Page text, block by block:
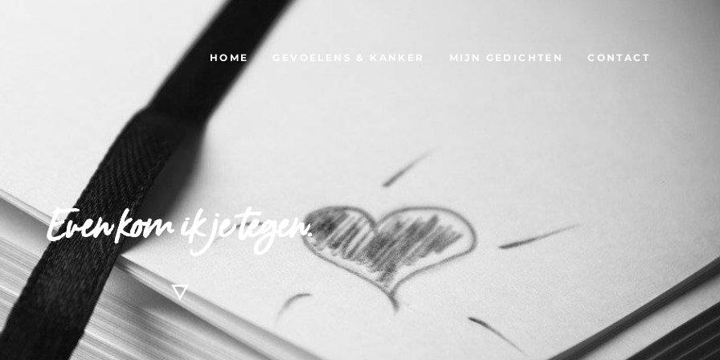
HOME GEVOELENS & KANKER MIJN GEDICHTEN CONTACT
Even kom ik je tegen.